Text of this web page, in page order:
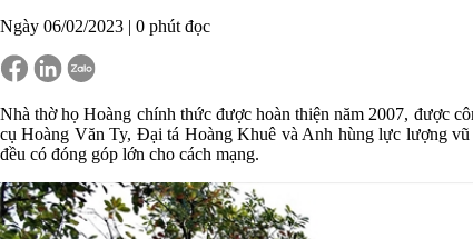
Ngày 06/02/2023 | 0 phút đọc
Nhà thờ họ Hoàng chính thức được hoàn thiện năm 2007, được
cụ Hoàng Văn Ty, Đại tá Hoàng Khuê và Anh hùng lực lượng
đều có đóng góp lớn cho cách mạng.